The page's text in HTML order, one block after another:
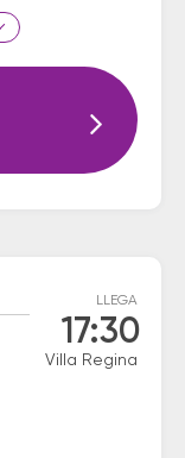
LLEGA
17:30
Villa Regina